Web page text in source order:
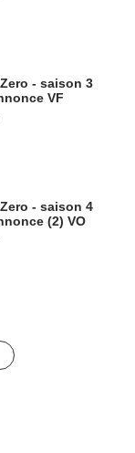
- saison 3
VF
- saison 4
(2) VO